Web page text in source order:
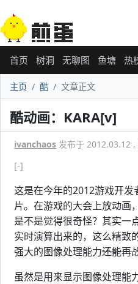
首页 树洞 无聊图 鱼塘 热
主页 酷 文章正文
酷动画：KARA[v]
ivanchaos 发布于 2012.03.12 ,
[-]
这是在今年的2012游戏开
片。在游戏的大会上放动画
是不是觉得很奇怪？其实一
实时演算出来的，这么精致
强大的图像处理能力还能再
虽然是用来显示图像处理能